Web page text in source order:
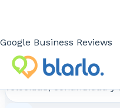
Google Business Reviews
Podemos gestionar
puntual hasta grandes
marcas internacionales
velocidad, continuidad y